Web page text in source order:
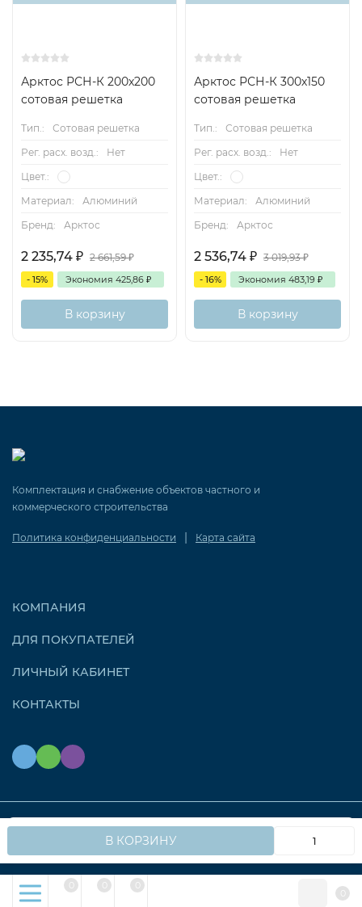
В КОРЗИНУ
Арктос РСН-К 200х200
сотовая решетка
Тип.:
Сотовая решетка
Рег. расх. возд.:
Нет
Цвет.:
Материал:
Алюминий
Бренд:
Арктос
2 235,74 ₽ 2 661,59₽
- 15% Экономия 425,86 ₽
В корзину
Арктос РСН-К 300х150
сотовая решетка
Тип.:
Сотовая решетка
Рег. расх. возд.:
Нет
Цвет.:
Материал:
Алюминий
Бренд:
Арктос
2 536,74 ₽ 3 019,93₽
- 16% Экономия 483,19 ₽
В корзину
Комплектация и снабжение объектов частного и
коммерческого строительства
Политика конфиденциальности | Карта сайта
КОМПАНИЯ
ДЛЯ ПОКУПАТЕЛЕЙ
ЛИЧНЫЙ КАБИНЕТ
КОНТАКТЫ
быстрее для вас.